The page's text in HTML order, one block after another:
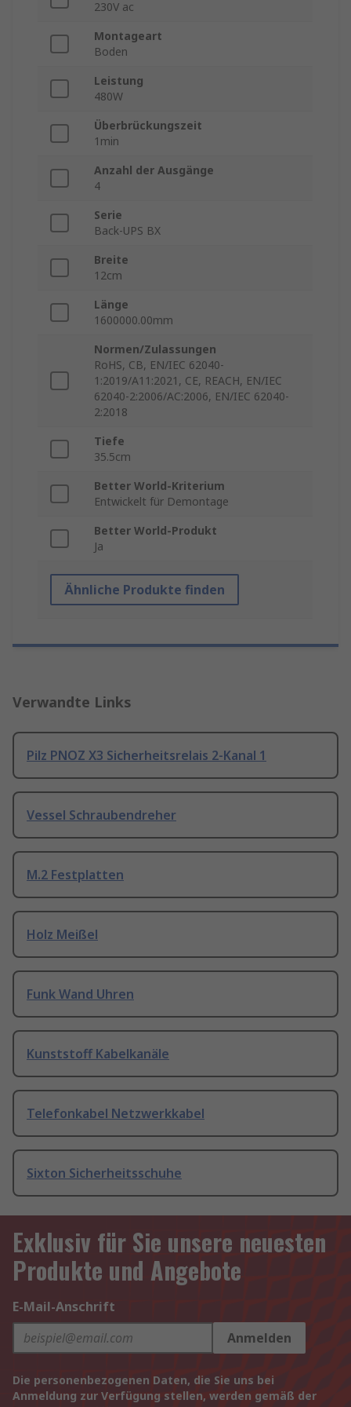
230V ac
Montageart
Boden
Leistung
480W
Überbrückungszeit
1min
Anzahl der Ausgänge
4
Serie
Back-UPS BX
Breite
12cm
Länge
1600000.00mm
Normen/Zulassungen
RoHS, CB, EN/IEC 62040-
1:2019/A11:2021, CE, REACH, EN/IEC
62040-2:2006/AC:2006, EN/IEC 62040-
2:2018
Tiefe
35.5cm
Better World-Kriterium
Entwickelt für Demontage
Better World-Produkt
Ja
Ähnliche Produkte finden
Verwandte Links
Pilz PNOZ X3 Sicherheitsrelais 2-Kanal 1
Vessel Schraubendreher
M.2 Festplatten
Holz Meißel
Funk Wand Uhren
Kunststoff Kabelkanäle
Telefonkabel Netzwerkkabel
Sixton Sicherheitsschuhe
Exklusiv für Sie unsere neuesten
Produkte und Angebote
E-Mail-Anschrift
Anmelden
Die personenbezogenen Daten, die Sie uns bei
Anmeldung zur Verfügung stellen, werden gemäß der